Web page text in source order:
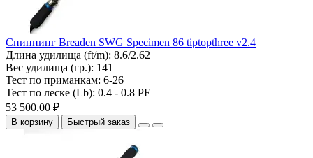
Спиннинг Breaden SWG Specimen 86 tiptopthree v2.4
Длина удилища (ft/m): 8.6/2.62
Вес удилища (гр.): 141
Тест по приманкам: 6-26
Тест по леске (Lb): 0.4 - 0.8 PE
53 500.00 ₽
В корзину Быстрый заказ